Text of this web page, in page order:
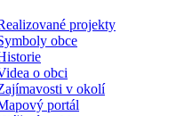
projekty
obce
o obci
v okolí
portál